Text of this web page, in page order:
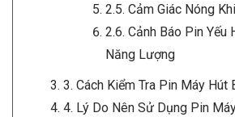
2.5. Cảm Giác Nóng
2.6. Cảnh Báo Pin Yếu
Năng Lượng
3. Cách Kiểm Tra Pin Máy Hút
4. Lý Do Nên Sử Dụng Pin